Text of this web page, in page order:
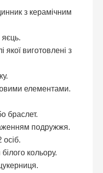
з керамічним
виготовлені з
елементами.
браслет.
подружжя.
кольору.